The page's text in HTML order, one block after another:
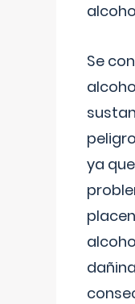
Se
ya